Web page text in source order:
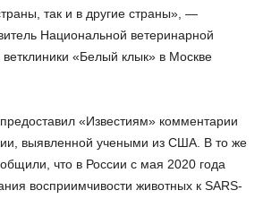
так и в другие страны», —
Национальной ветеринарной
«Белый клык» в Москве
«Известиям» комментарии
выявленной учеными из США. В то же
что в России с мая 2020 года
восприимчивости животных к SARS-